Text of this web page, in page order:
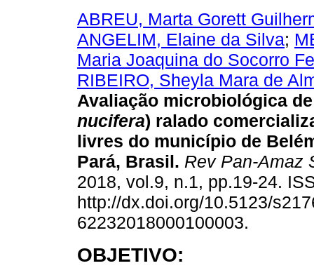
ABREU, Marta Gorett
ANGELIM, Elaine da Silva;
Maria Joaquina do Socorro
RIBEIRO, Sheyla Mara de
Avaliação microbiológica
nucifera) ralado
livres do município de
Pará, Brasil. Rev Pan-Amaz
2018, vol.9, n.1, pp.19-24.
http://dx.doi.org/10.5123/
62232018000100003.
OBJETIVO: